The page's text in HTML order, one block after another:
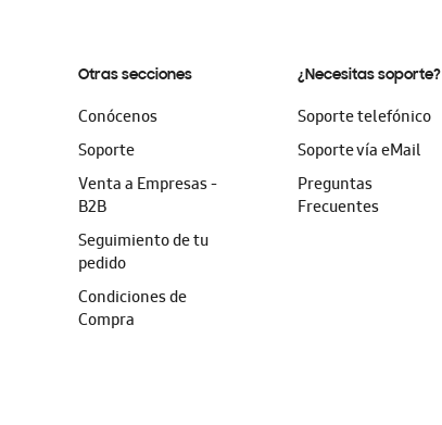
Otras secciones
Conócenos
Soporte
Venta a Empresas -
B2B
Seguimiento de tu
pedido
Condiciones de
Compra
¿Necesitas soporte?
Soporte telefónico
Soporte vía eMail
Preguntas
Frecuentes